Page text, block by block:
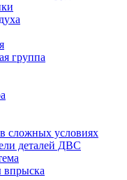
группа
сложных условиях
деталей ДВС
впрыска